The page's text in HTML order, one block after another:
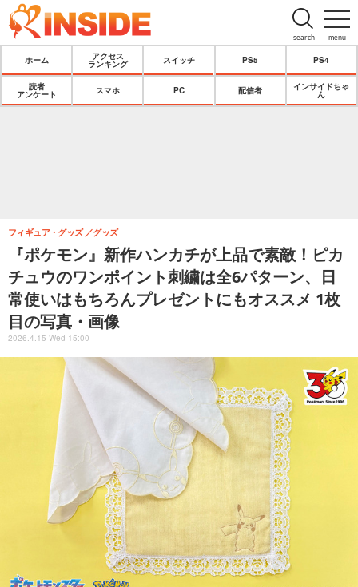
menu
search
ホーム
アクセス
ランキング
スイッチ PS5 PS4
読者
アンケート
スマホ PC 配信者
インサイドちゃ
ん
『ポケモン』新作ハンカチが上品で素敵！ピカ
チュウのワンポイント刺繍は全6パターン、日
常使いはもちろんプレゼントにもオススメ 1枚
目の写真・画像
フィギュア・グッズ グッズ
2026.4.15 Wed 15:00